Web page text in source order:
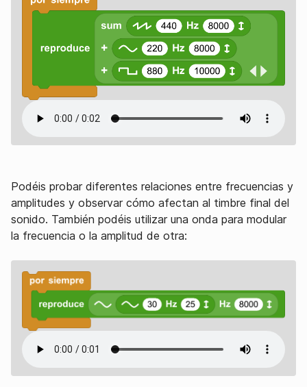
Podéis probar diferentes relaciones entre frecuencias y
amplitudes y observar cómo afectan al timbre final del
sonido. También podéis utilizar una onda para modular
la frecuencia o la amplitud de otra: